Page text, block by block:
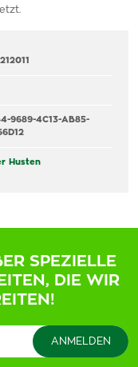
9689-4C13-AB85-
Husten
SPEZIELLE
DIE WIR